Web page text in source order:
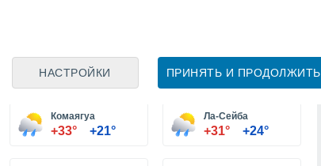
ПРИНЯТЬ И ПРОДОЛЖИТЬ
НАСТРОЙКИ
Комаягуа
+33° +21°
Ла-Сейба
+31° +24°